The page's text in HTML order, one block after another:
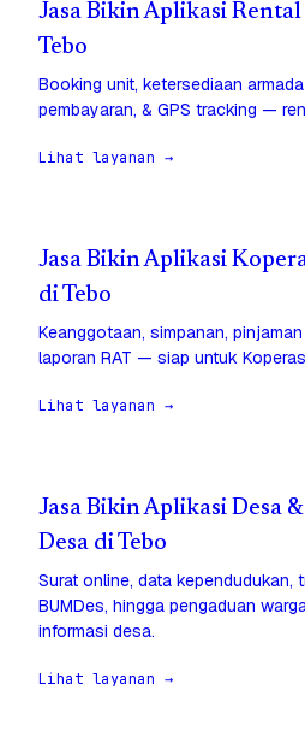
Jasa Bikin Aplikasi
Tebo
Booking unit, ketersediaan
pembayaran, & GPS tracking —
Lihat layanan →
Jasa Bikin Aplikasi
di Tebo
Keanggotaan, simpanan,
laporan RAT — siap untuk
Lihat layanan →
Jasa Bikin Aplikasi Desa
Desa di Tebo
Surat online, data kependudukan,
BUMDes, hingga pengaduan
informasi desa.
Lihat layanan →